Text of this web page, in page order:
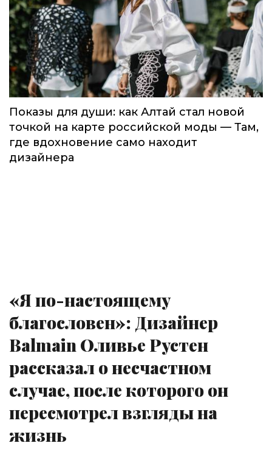
Показы для души: как Алтай стал новой
точкой на карте российской моды — Там,
где вдохновение само находит
дизайнера
«Я по-настоящему
благословен»: Дизайнер
Balmain Оливье Рустен
рассказал о несчастном
случае, после которого он
пересмотрел взгляды на
жизнь